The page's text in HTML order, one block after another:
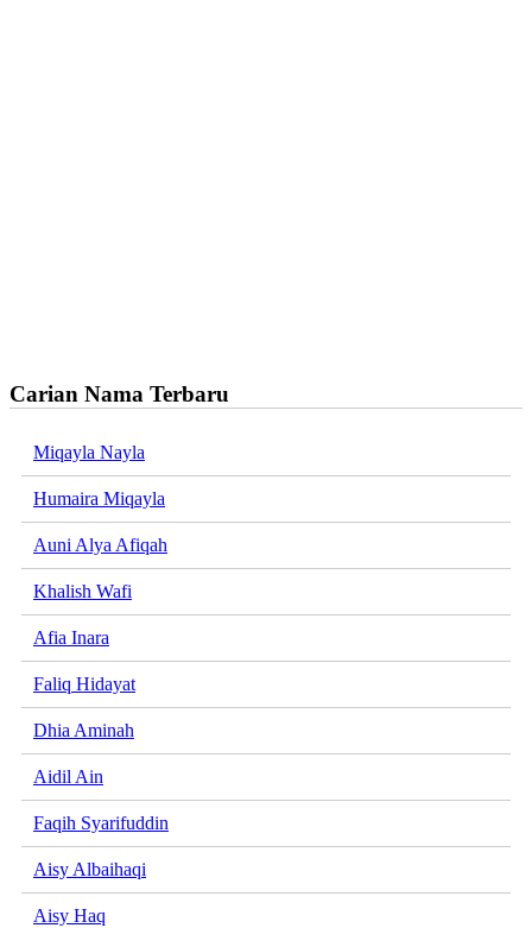
Carian Nama Terbaru
Miqayla Nayla
Humaira Miqayla
Auni Alya Afiqah
Khalish Wafi
Afia Inara
Faliq Hidayat
Dhia Aminah
Aidil Ain
Faqih Syarifuddin
Aisy Albaihaqi
Aisy Haq